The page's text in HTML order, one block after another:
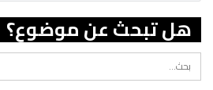
هل تبحث عن موضوع؟